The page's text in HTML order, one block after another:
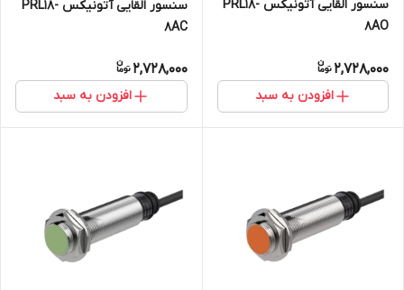
سنسور القایی آتونیکس PRL18-
8AO
2,728,000
افزودن به سبد
سنسور القایی آتونیکس PRL18-
8AC
2,728,000
افزودن به سبد